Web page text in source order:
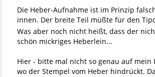
Die Heber-Aufnahme ist im Prinzip
innen. Der breite Teil müßte für den
Was aber noch nicht heißt, dass der
schön mickriges Heberlein...
Hier - bitte mal nicht so genau auf mein
wo der Stempel vom Heber hindrückt.